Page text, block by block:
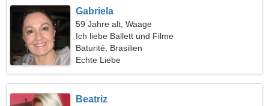
Gabriela
59 Jahre alt, Waage
Ich liebe Ballett und Filme
Baturité, Brasilien
Echte Liebe
Beatriz